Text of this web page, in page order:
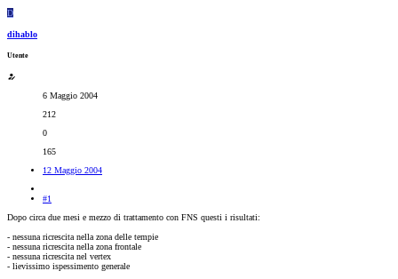
D
dihablo
Utente
6 Maggio 2004
212
0
165
12 Maggio 2004
#1
Dopo circa due mesi e mezzo di trattamento con FNS questi i risultati:
- nessuna ricrescita nella zona delle tempie
- nessuna ricrescita nella zona frontale
- nessuna ricrescita nel vertex
- lievissimo ispessimento generale